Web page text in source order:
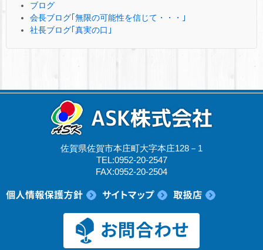
ブログ
会長ブログ｢無限の可能性を信じて・・・｣
社長ブログ｢真実の口｣
佐賀県佐賀市本庄町大字本庄128－1
TEL:0952-20-2547
FAX:0952-20-2504